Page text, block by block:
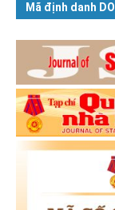
Mã định danh DOI